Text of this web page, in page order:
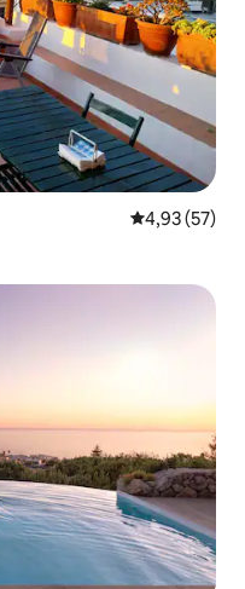
Просечна
4,93 (57)